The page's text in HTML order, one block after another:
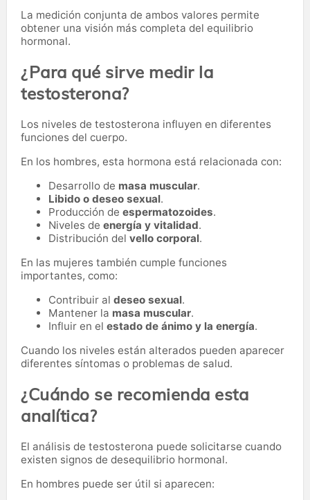
La medición conjunta de ambos valores permite
obtener una visión más completa del equilibrio
hormonal.
¿Para qué sirve medir la
testosterona?
Los niveles de testosterona influyen en diferentes
funciones del cuerpo.
En los hombres, esta hormona está relacionada con:
Desarrollo de masa muscular.
Libido o deseo sexual.
Producción de espermatozoides.
Niveles de energía y vitalidad.
Distribución del vello corporal.
En las mujeres también cumple funciones
importantes, como:
Contribuir al deseo sexual.
Mantener la masa muscular.
Influir en el estado de ánimo y la energía.
Cuando los niveles están alterados pueden aparecer
diferentes síntomas o problemas de salud.
¿Cuándo se recomienda esta
analítica?
El análisis de testosterona puede solicitarse cuando
existen signos de desequilibrio hormonal.
En hombres puede ser útil si aparecen: